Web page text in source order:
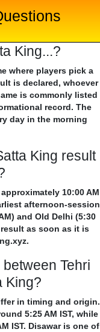
King...?
where players pick a
is declared, whoever
is commonly listed
record. The
day in the morning
King result
10:00 AM
afternoon-session
and Old Delhi (5:30
as soon as it is
Tehri
King?
in timing and origin.
5:25 AM IST, while
IST. Disawar is one of